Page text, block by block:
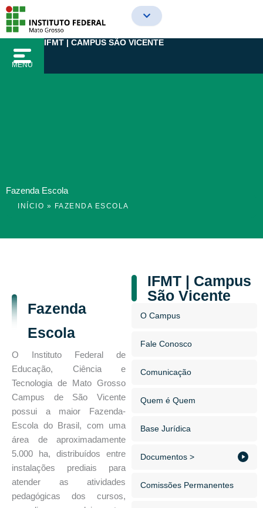
para
conteúdo
MENU
IFMT | CAMPUS SÃO VICENTE
Fazenda Escola
INÍCIO » FAZENDA ESCOLA
Fazenda
Escola
O Instituto Federal de
Educação, Ciência e
Tecnologia de Mato Grosso
Campus de São Vicente
possui a maior Fazenda-
Escola do Brasil, com uma
área de aproximadamente
5.000 ha, distribuídos entre
instalações prediais para
atender as atividades
pedagógicas dos cursos,
IFMT | Campus
São Vicente
O Campus
Fale Conosco
Comunicação
Quem é Quem
Base Jurídica
Documentos >
Comissões Permanentes